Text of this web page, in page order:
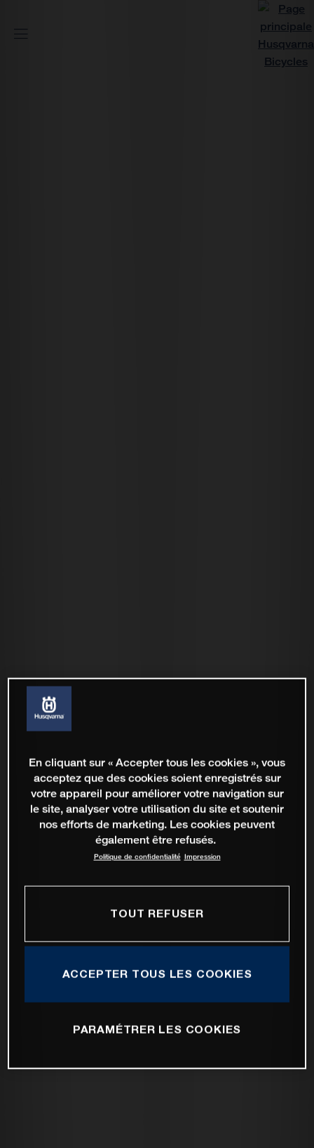
En cliquant sur « Accepter tous les cookies », vous
acceptez que des cookies soient enregistrés sur
votre appareil pour améliorer votre navigation sur
le site, analyser votre utilisation du site et soutenir
nos efforts de marketing. Les cookies peuvent
également être refusés.
Politique de confidentialité Impression
TOUT REFUSER
ACCEPTER TOUS LES COOKIES
PARAMÉTRER LES COOKIES